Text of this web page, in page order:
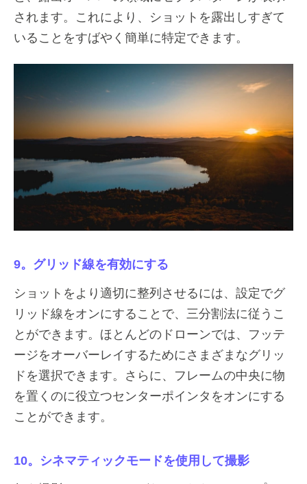
されます。これにより、ショットを露出しすぎて
いることをすばやく簡単に特定できます。
9。グリッド線を有効にする
ショットをより適切に整列させるには、設定でグ
リッド線をオンにすることで、三分割法に従うこ
とができます。ほとんどのドローンでは、フッテ
ージをオーバーレイするためにさまざまなグリッ
ドを選択できます。さらに、フレームの中央に物
を置くのに役立つセンターポインタをオンにする
ことができます。
10。シネマティックモードを使用して撮影